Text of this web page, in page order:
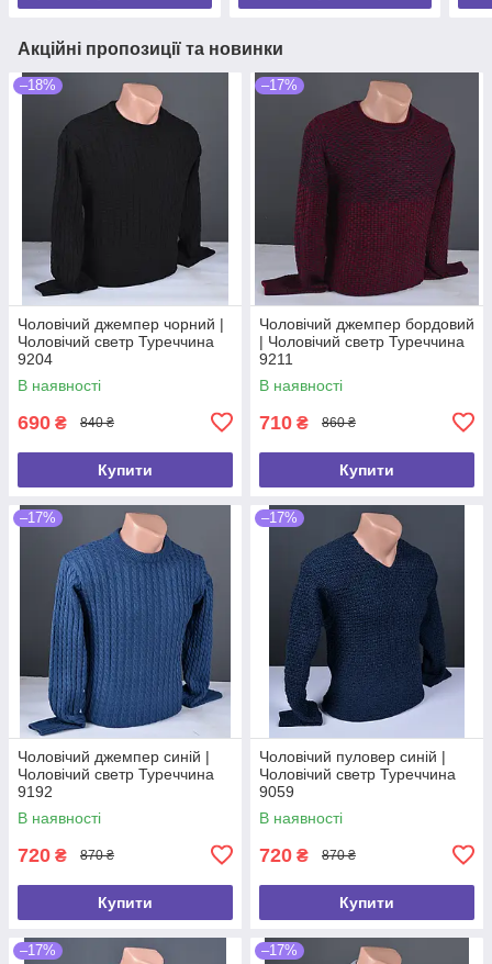
Акційні пропозиції та новинки
–18%
Чоловічий джемпер чорний |
Чоловічий светр Туреччина
9204
В наявності
690 ₴ 840 ₴
Купити
–17%
Чоловічий джемпер бордовий
| Чоловічий светр Туреччина
9211
В наявності
710 ₴ 860 ₴
Купити
–17%
Чоловічий джемпер синій |
Чоловічий светр Туреччина
9192
В наявності
720 ₴ 870 ₴
Купити
–17%
Чоловічий пуловер синій |
Чоловічий светр Туреччина
9059
В наявності
720 ₴ 870 ₴
Купити
–17% –17%